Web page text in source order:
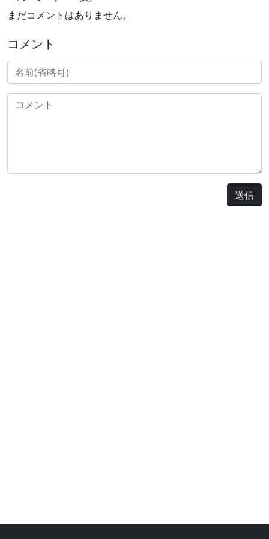
まだコメントはありません。
コメント
送信